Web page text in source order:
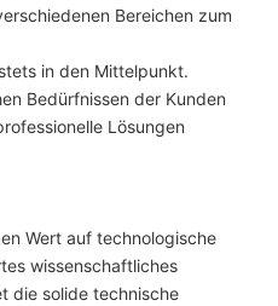
Bereichen zum
in den Mittelpunkt.
Bedürfnissen der Kunden
Lösungen
Wert auf technologische
wissenschaftliches
die solide technische